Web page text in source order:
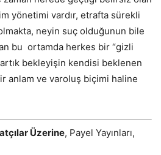
yönetimi vardır, etrafta sürekli
neyin suç olduğunun bile
bu ortamda herkes bir “gizli
bekleyişin kendisi beklenen
anlam ve varoluş biçimi haline
Üzerine, Payel Yayınları,